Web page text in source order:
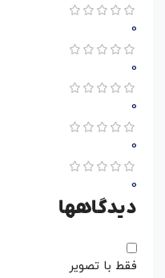
0
0
0
0
0
دیدگاهها
فقط با تصویر